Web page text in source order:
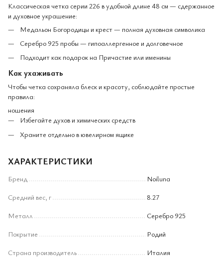
Классическая четка серии 226 в удобной длине 48 см — сдержанное
и духовное украшение:
Медальон Богородицы и крест — полная духовная символика
Серебро 925 пробы — гипоаллергенное и долговечное
Подходит как подарок на Причастие или именины
Как ухаживать
Чтобы четка сохраняла блеск и красоту, соблюдайте простые
правила:
ношения
Избегайте духов и химических средств
Храните отдельно в ювелирном ящике
ХАРАКТЕРИСТИКИ
Бренд
Noiluna
Средний вес, г
8.27
Металл
Серебро 925
Покрытие
Родий
Страна производитель
Италия